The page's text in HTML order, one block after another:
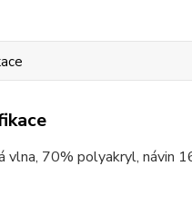
vlna, 70% polyakryl, návin